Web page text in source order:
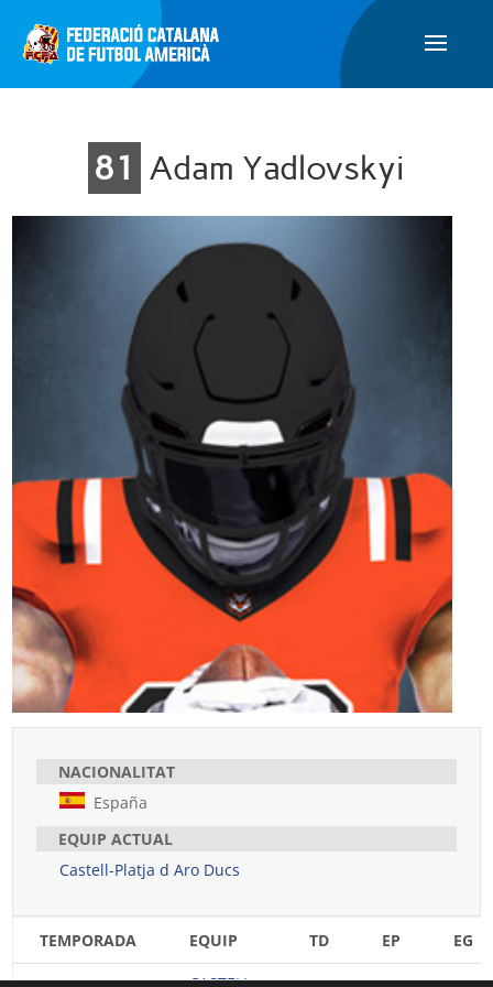
81 Adam Yadlovskyi
NACIONALITAT
España
EQUIP ACTUAL
Castell-Platja d Aro Ducs
TEMPORADA EQUIP TD EP EG